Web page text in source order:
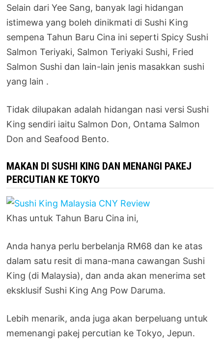
Selain dari Yee Sang, banyak lagi hidangan
istimewa yang boleh dinikmati di Sushi King
sempena Tahun Baru Cina ini seperti Spicy Sushi
Salmon Teriyaki, Salmon Teriyaki Sushi, Fried
Salmon Sushi dan lain-lain jenis masakkan sushi
yang lain .
Tidak dilupakan adalah hidangan nasi versi Sushi
King sendiri iaitu Salmon Don, Ontama Salmon
Don and Seafood Bento.
MAKAN DI SUSHI KING DAN MENANGI PAKEJ
PERCUTIAN KE TOKYO
Khas untuk Tahun Baru Cina ini,
Anda hanya perlu berbelanja RM68 dan ke atas
dalam satu resit di mana-mana cawangan Sushi
King (di Malaysia), dan anda akan menerima set
eksklusif Sushi King Ang Pow Daruma.
Lebih menarik, anda juga akan berpeluang untuk
memenangi pakej percutian ke Tokyo, Jepun.